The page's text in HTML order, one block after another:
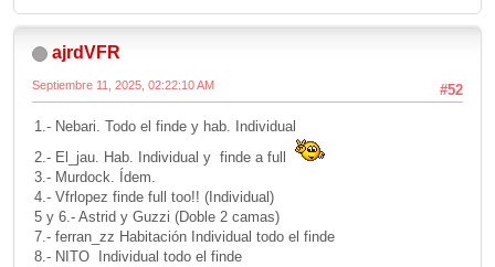
ajrdVFR
#52
Septiembre 11, 2025, 02:22:10 AM
1.- Nebari. Todo el finde y hab. Individual
2.- El_jau. Hab. Individual y finde a full
3.- Murdock. Ídem.
4.- Vfrlopez finde full too!! (Individual)
5 y 6.- Astrid y Guzzi (Doble 2 camas)
7.- ferran_zz Habitación Individual todo el finde
8.- NITO Individual todo el finde